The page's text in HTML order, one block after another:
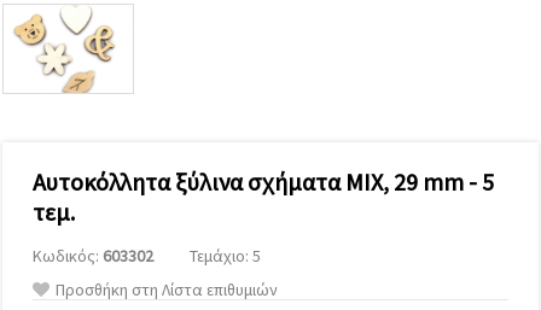
επισκεψιμότητα
και να
προβάλλουμε
πιο σχετικό
περιεχόμενο
άλλων με
τη βοήθεια
των
συνεργατών
μας για
Αυτοκόλλητα ξύλινα σχήματα MIX, 29 mm - 5
τεμ.
Κωδικός: 603302
Τεμάχιο: 5
Προσθήκη στη Λίστα επιθυμιών